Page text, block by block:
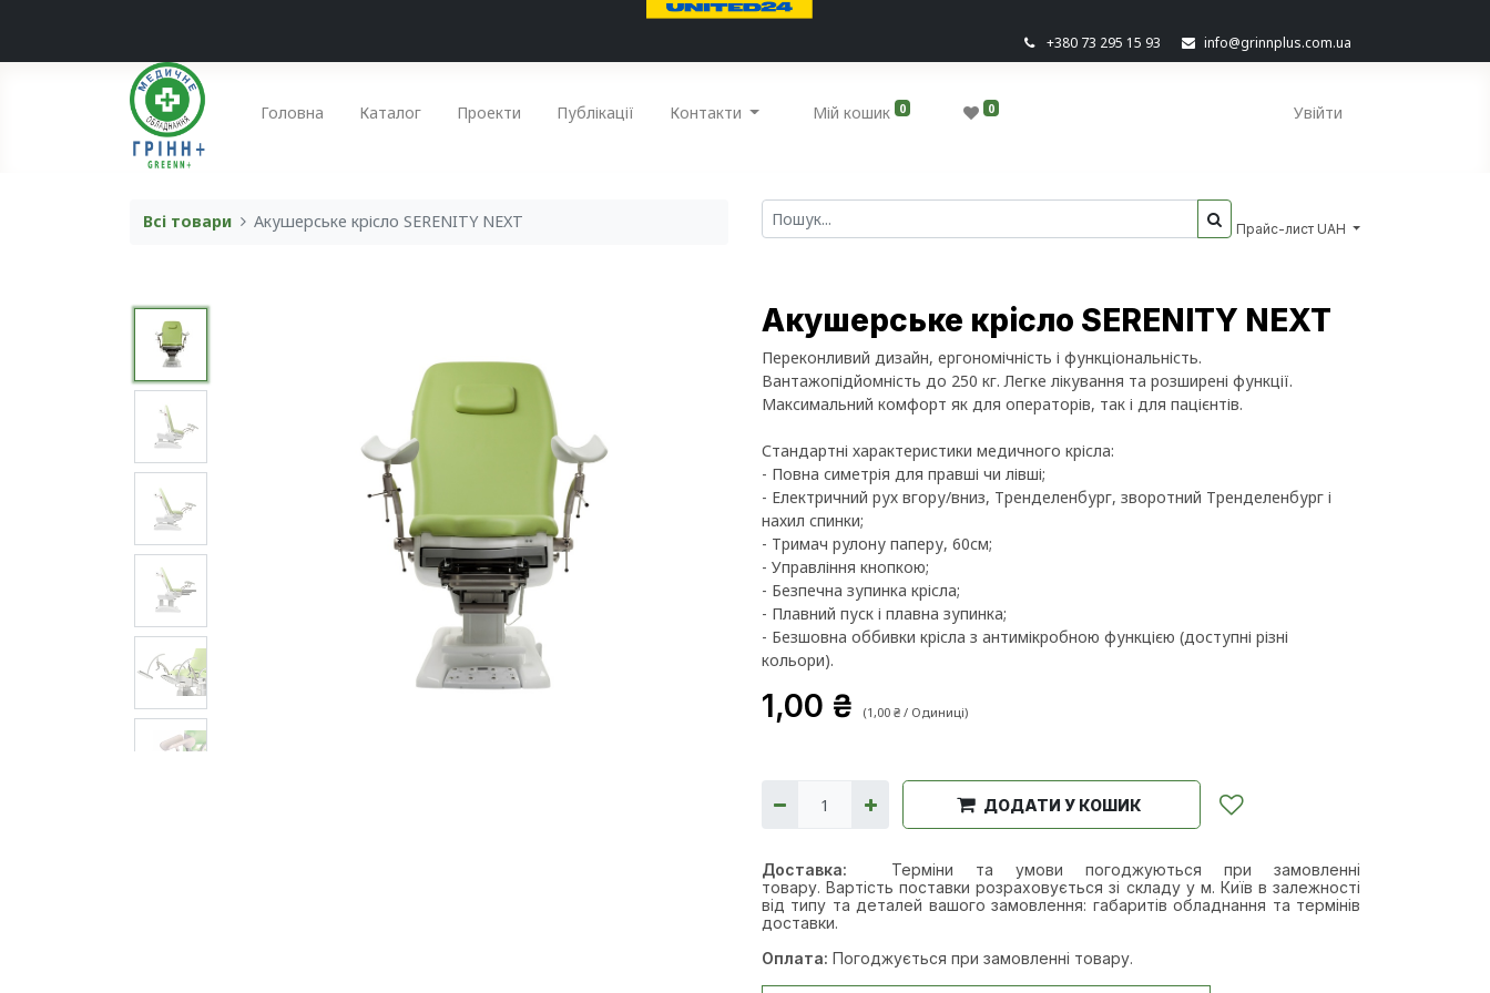
+380 73 295 15 93 info@grinnplus.com.ua
Головна Каталог Проекти Публікації Контакти Мій кошик 0 0 Увійти
Всі товари Акушерське крісло SERENITY NEXT Прайс-лист UAH
Акушерське крісло SERENITY NEXT
Переконливий дизайн, ергономічність і функціональність.
Вантажопідйомність до 250 кг. Легке лікування та розширені функції.
Максимальний комфорт як для операторів, так і для пацієнтів.
Стандартні характеристики медичного крісла:
- Повна симетрія для правші чи лівші;
- Електричний рух вгору/вниз, Тренделенбург, зворотний Тренделенбург і
нахил спинки;
- Тримач рулону паперу, 60см;
- Управління кнопкою;
- Безпечна зупинка крісла;
- Плавний пуск і плавна зупинка;
- Безшовна оббивки крісла з антимікробною функцією (доступні різні
кольори).
1,00 ₴ (1,00 ₴ / Одиниці)
ДОДАТИ У КОШИК
Доставка: Терміни та умови погоджуються при замовленні
товару. Вартість поставки розраховується зі складу у м. Київ в залежності
від типу та деталей вашого замовлення: габаритів обладнання та термінів
доставки.
Оплата: Погоджується при замовленні товару.